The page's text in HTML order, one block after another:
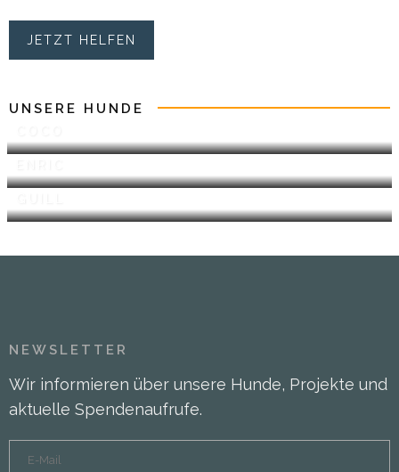
JETZT HELFEN
UNSERE HUNDE
NEWSLETTER
Wir informieren über unsere Hunde, Projekte und
aktuelle Spendenaufrufe.